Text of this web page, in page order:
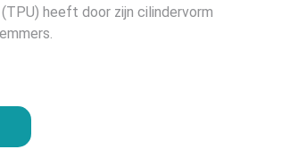
heeft door zijn cilindervorm